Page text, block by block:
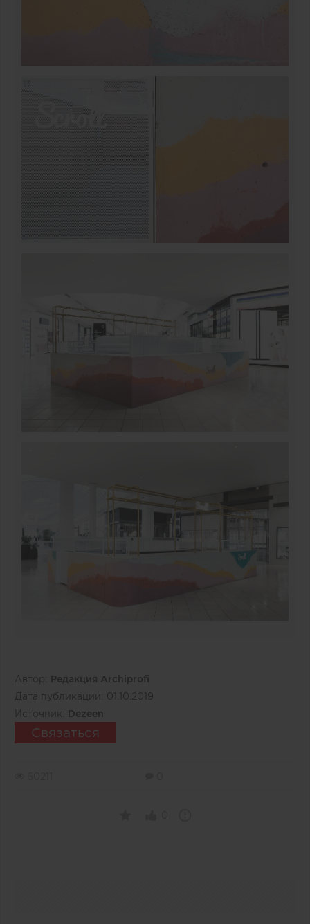
Автор:
Редакция Archiprofi
Дата публикации: 01.10.2019
Источник:
Dezeen
Связаться